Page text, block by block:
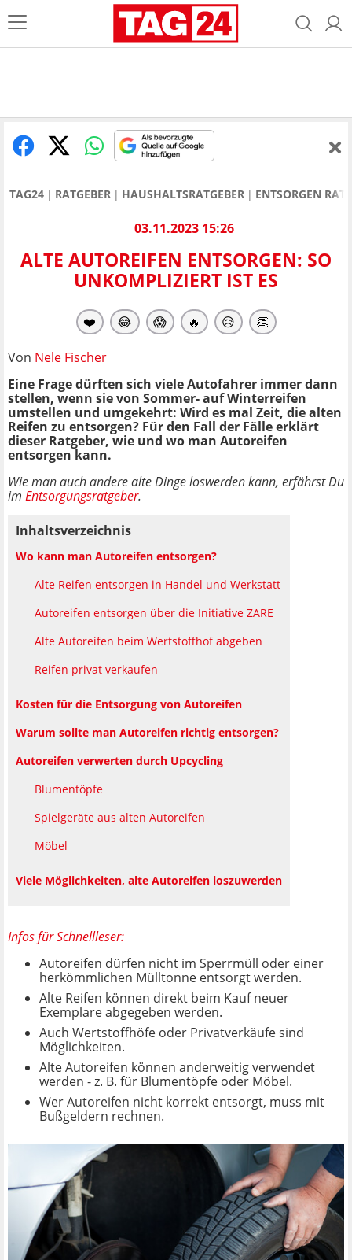
TAG24 RATGEBER HAUSHALTSRATGEBER ENTSORGEN
03.11.2023 15:26
ALTE AUTOREIFEN ENTSORGEN: SO
UNKOMPLIZIERT IST ES
❤️ 😂 😱 🔥 😥 👏
Von Nele Fischer
Eine Frage dürften sich viele Autofahrer immer dann
stellen, wenn sie von Sommer- auf Winterreifen
umstellen und umgekehrt: Wird es mal Zeit, die alten
Reifen zu entsorgen? Für den Fall der Fälle erklärt
dieser Ratgeber, wie und wo man Autoreifen
entsorgen kann.
Wie man auch andere alte Dinge loswerden kann, erfährst Du
im Entsorgungsratgeber.
Inhaltsverzeichnis
Wo kann man Autoreifen entsorgen?
Alte Reifen entsorgen in Handel und Werkstatt
Autoreifen entsorgen über die Initiative ZARE
Alte Autoreifen beim Wertstoffhof abgeben
Reifen privat verkaufen
Kosten für die Entsorgung von Autoreifen
Warum sollte man Autoreifen richtig entsorgen?
Autoreifen verwerten durch Upcycling
Blumentöpfe
Spielgeräte aus alten Autoreifen
Möbel
Viele Möglichkeiten, alte Autoreifen loszuwerden
Infos für Schnellleser:
Autoreifen dürfen nicht im Sperrmüll oder einer
herkömmlichen Mülltonne entsorgt werden.
Alte Reifen können direkt beim Kauf neuer
Exemplare abgegeben werden.
Auch Wertstoffhöfe oder Privatverkäufe sind
Möglichkeiten.
Alte Autoreifen können anderweitig verwendet
werden - z. B. für Blumentöpfe oder Möbel.
Wer Autoreifen nicht korrekt entsorgt, muss mit
Bußgeldern rechnen.